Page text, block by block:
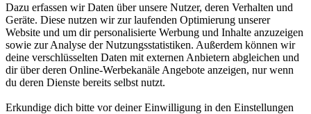
Dazu erfassen wir Daten über unsere Nutzer, deren Verhalten und
Geräte. Diese nutzen wir zur laufenden Optimierung unserer
Website und um dir personalisierte Werbung und Inhalte anzuzeigen
sowie zur Analyse der Nutzungsstatistiken. Außerdem können wir
deine verschlüsselten Daten mit externen Anbietern abgleichen und
dir über deren Online-Werbekanäle Angebote anzeigen, nur wenn
du deren Dienste bereits selbst nutzt.
Erkundige dich bitte vor deiner Einwilligung in den Einstellungen